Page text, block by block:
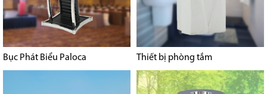
Bục Phát Biểu Paloca Thiết bị phòng tắm